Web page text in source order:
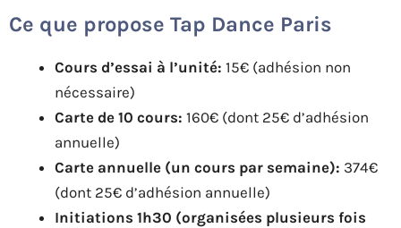
Ce que propose Tap Dance Paris
Cours d’essai à l’unité: 15€ (adhésion non
nécessaire)
Carte de 10 cours: 160€ (dont 25€ d’adhésion
annuelle)
Carte annuelle (un cours par semaine): 374€
(dont 25€ d’adhésion annuelle)
Initiations 1h30 (organisées plusieurs fois